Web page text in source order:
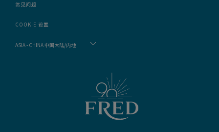
常见问题
COOKIE 设置
ASIA - CHINA 中国大陆/内地